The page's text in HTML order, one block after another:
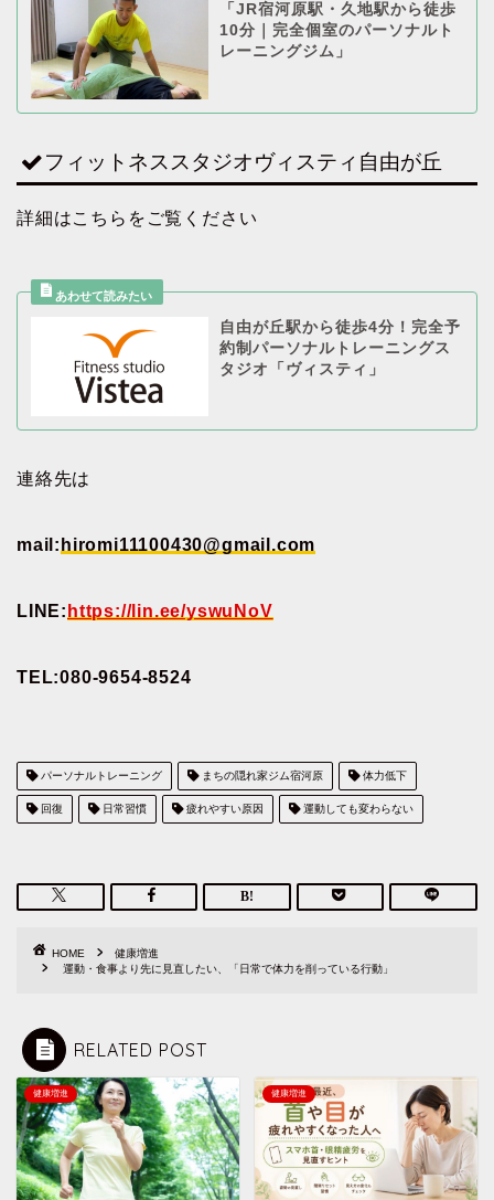
「JR宿河原駅・久地駅から徒歩
10分｜完全個室のパーソナルト
レーニングジム」
フィットネススタジオヴィスティ自由が丘
詳細はこちらをご覧ください
自由が丘駅から徒歩4分！完全予
約制パーソナルトレーニングス
タジオ「ヴィスティ」
連絡先は
mail: hiromi11100430@gmail.com
LINE: https://lin.ee/yswuNoV
TEL:080-9654-8524
パーソナルトレーニング まちの隠れ家ジム宿河原 体力低下
回復 日常習慣 疲れやすい原因 運動しても変わらない
HOME
健康増進
運動・食事より先に見直したい、「日常で体力を削っている行動」
RELATED POST
健康増進 健康増進